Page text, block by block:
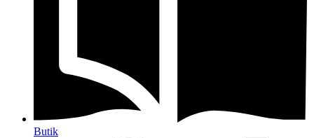
Butik